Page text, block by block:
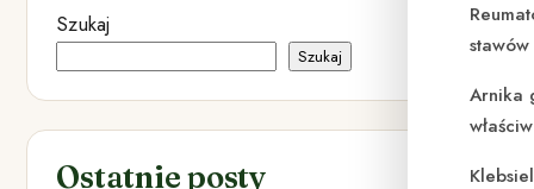
Arnika
Szukaj
Szukaj
Ostatnie posty